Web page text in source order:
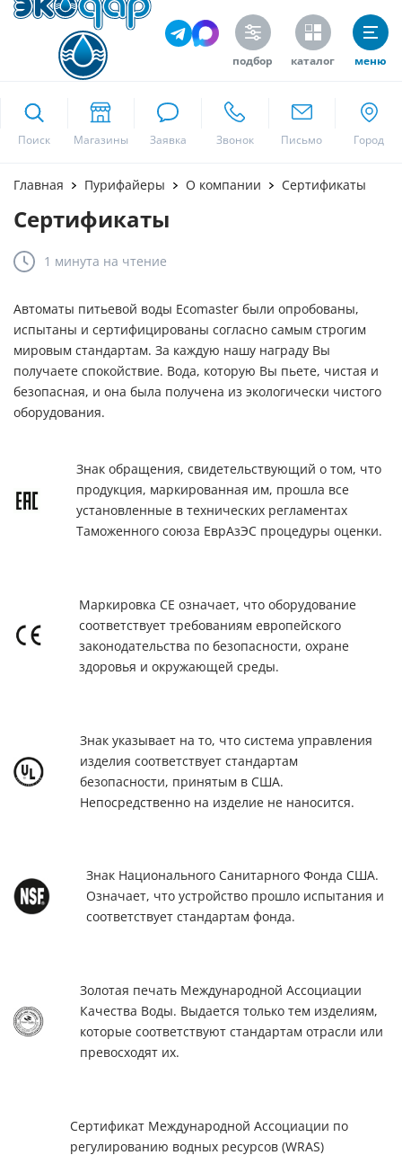
подбор каталог меню
Поиск
Москва
Главная Пурифайеры О компании Cертификаты
Cертификаты
1 минута на чтение
Автоматы питьевой воды Ecomaster были опробованы,
испытаны и сертифицированы согласно самым строгим
мировым стандартам. За каждую нашу награду Вы
получаете спокойствие. Вода, которую Вы пьете, чистая и
безопасная, и она была получена из экологически чистого
оборудования.
Знак обращения, свидетельствующий о том, что
продукция, маркированная им, прошла все
установленные в технических регламентах
Таможенного союза ЕврАзЭС процедуры оценки.
Маркировка СЕ означает, что оборудование
соответствует требованиям европейского
законодательства по безопасности, охране
здоровья и окружающей среды.
Знак указывает на то, что система управления
изделия соответствует стандартам
безопасности, принятым в США.
Непосредственно на изделие не наносится.
Знак Национального Санитарного Фонда США.
Означает, что устройство прошло испытания и
соответствует стандартам фонда.
Золотая печать Международной Ассоциации
Качества Воды. Выдается только тем изделиям,
которые соответствуют стандартам отрасли или
превосходят их.
Сертификат Международной Ассоциации по
регулированию водных ресурсов (WRAS)